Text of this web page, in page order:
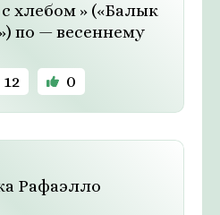
хлебом » («Балык
по — весеннему
12 0
Рафаэлло